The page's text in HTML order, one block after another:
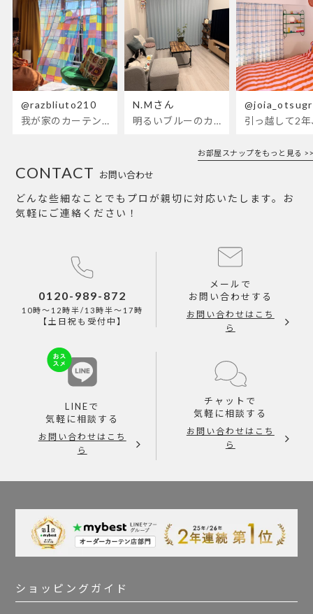
@razbliuto210
我が家のカーテンが新しくなりました🌼早起きが超絶苦手な私が、思わず朝カーテンを開けて光合成するようになったステンドグラスカーテン…！
N.Mさん
明るいブルーのカーテンで、部屋全体が明るく。白を基調とした部屋にぴったりです。
お部屋スナップをもっと見る >>
お問い合わせ
CONTACT
どんな些細なことでもプロが親切に対応いたします。お
気軽にご連絡ください！
0120-989-872
10時～12時半/13時半～17時
【土日祝も受付中】
メールで
お問い合わせする
お問い合わせはこち
ら
LINEで
気軽に相談する
お問い合わせはこち
ら
チャットで
気軽に相談する
お問い合わせはこち
ら
ショッピングガイド